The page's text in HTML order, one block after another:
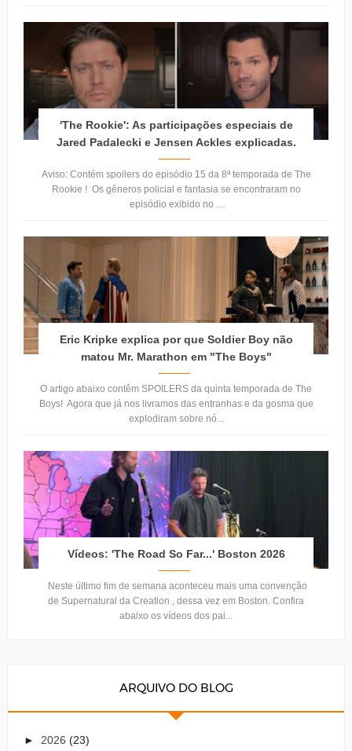
'The Rookie': As participações especiais de
Jared Padalecki e Jensen Ackles explicadas.
Aviso: Contém spoilers do episódio 15 da 8ª temporada de The
Rookie ! Os gêneros policial e fantasia se encontraram no
episódio exibido no ...
Eric Kripke explica por que Soldier Boy não
matou Mr. Marathon em "The Boys"
O artigo abaixo contêm SPOILERS da quinta temporada de The
Boys! Agora que já nos livramos das entranhas e da gosma que
explodiram sobre nó...
Vídeos: 'The Road So Far...' Boston 2026
Neste último fim de semana aconteceu mais uma convenção
de Supernatural da Creation , dessa vez em Boston. Confira
abaixo os vídeos dos pai...
ARQUIVO DO BLOG
► 2026 (23)